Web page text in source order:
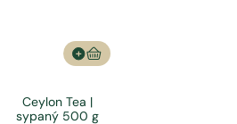
Ceylon Tea |
sypaný 500 g